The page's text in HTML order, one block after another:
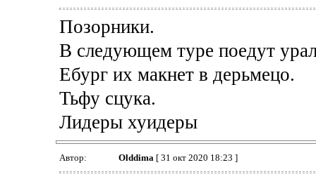
Позорники.
В следующем туре поедут
Ебург их макнет в дерьмецо.
Тьфу сцука.
Лидеры хуидеры
Автор: Olddima [ 31 окт 2020 18:23 ]